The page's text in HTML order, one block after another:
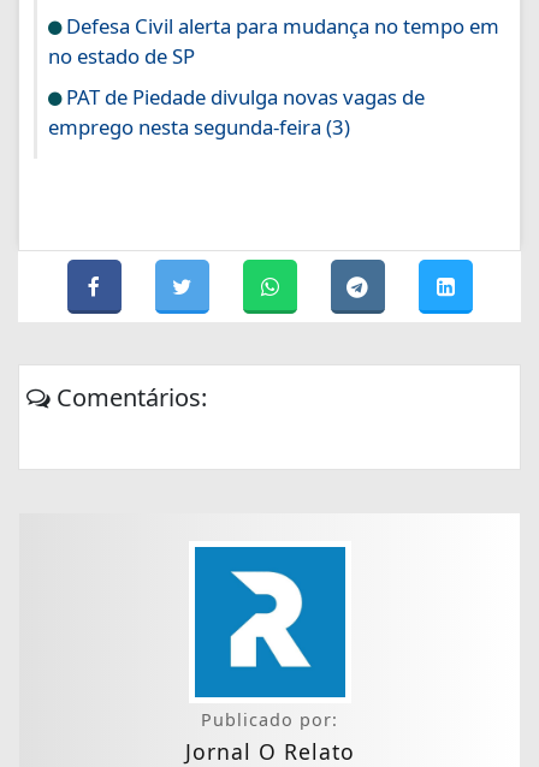
Defesa Civil alerta para mudança no tempo em
no estado de SP
PAT de Piedade divulga novas vagas de
emprego nesta segunda-feira (3)
Comentários:
Publicado por:
Jornal O Relato